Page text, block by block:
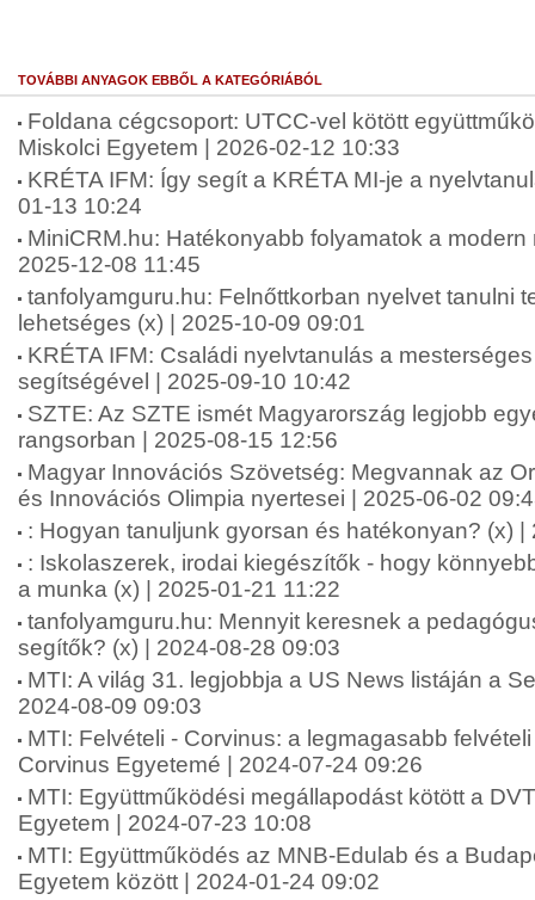
TOVÁBBI ANYAGOK EBBŐL A KATEGÓRIÁBÓL
Foldana cégcsoport: UTCC-vel kötött
Miskolci Egyetem | 2026-02-12 10:33
KRÉTA IFM: Így segít a KRÉTA MI-je a
01-13 10:24
MiniCRM.hu: Hatékonyabb folyamatok a
2025-12-08 11:45
tanfolyamguru.hu: Felnőttkorban nyelvet tanulni
lehetséges (x) | 2025-10-09 09:01
KRÉTA IFM: Családi nyelvtanulás a
segítségével | 2025-09-10 10:42
SZTE: Az SZTE ismét Magyarország legjobb
rangsorban | 2025-08-15 12:56
Magyar Innovációs Szövetség: Megvannak az
és Innovációs Olimpia nyertesei | 2025-06-02
: Hogyan tanuljunk gyorsan és hatékonyan? (x) |
: Iskolaszerek, irodai kiegészítők - hogy
a munka (x) | 2025-01-21 11:22
tanfolyamguru.hu: Mennyit keresnek a
segítők? (x) | 2024-08-28 09:03
MTI: A világ 31. legjobbja a US News listáján a
2024-08-09 09:03
MTI: Felvételi - Corvinus: a legmagasabb
Corvinus Egyetemé | 2024-07-24 09:26
MTI: Együttműködési megállapodást kötött a
Egyetem | 2024-07-23 10:08
MTI: Együttműködés az MNB-Edulab és a
Egyetem között | 2024-01-24 09:02